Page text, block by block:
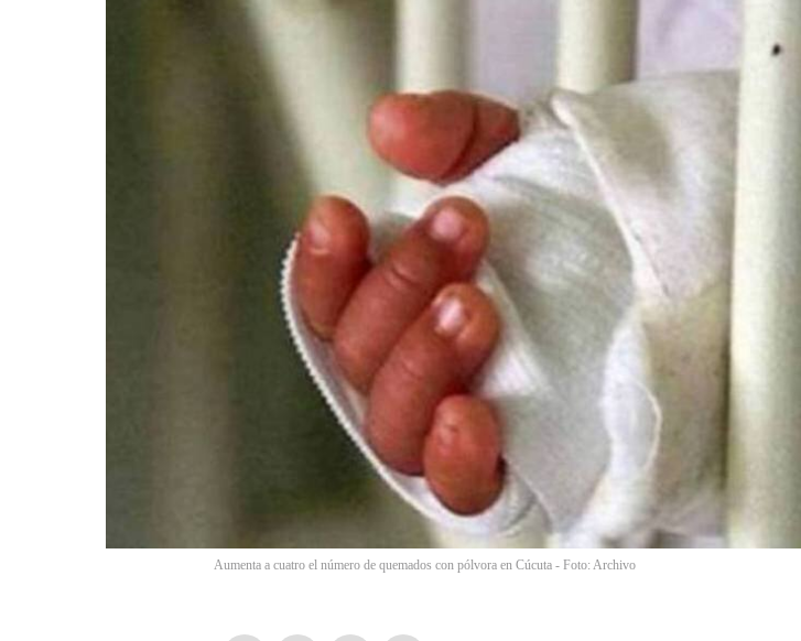
Aumenta a cuatro el número de quemados con pólvora en Cúcuta - Foto: Archivo